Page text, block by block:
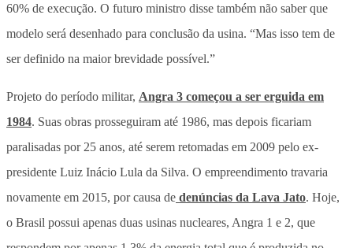
60% de execução. O futuro ministro disse também não saber que
modelo será desenhado para conclusão da usina. “Mas isso tem de
ser definido na maior brevidade possível.”
Projeto do período militar, Angra 3 começou a ser erguida em
1984. Suas obras prosseguiram até 1986, mas depois ficariam
paralisadas por 25 anos, até serem retomadas em 2009 pelo ex-
presidente Luiz Inácio Lula da Silva. O empreendimento travaria
novamente em 2015, por causa de denúncias da Lava Jato. Hoje,
o Brasil possui apenas duas usinas nucleares, Angra 1 e 2, que